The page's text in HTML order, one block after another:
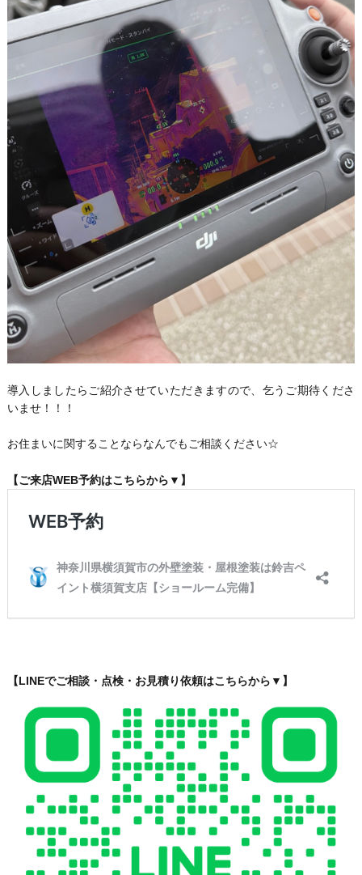
導入しましたらご紹介させていただきますので、乞うご期待くださ
いませ！！！
お住まいに関することならなんでもご相談ください☆
【ご来店WEB予約はこちらから▼】
【LINEでご相談・点検・お見積り依頼はこちらから▼】